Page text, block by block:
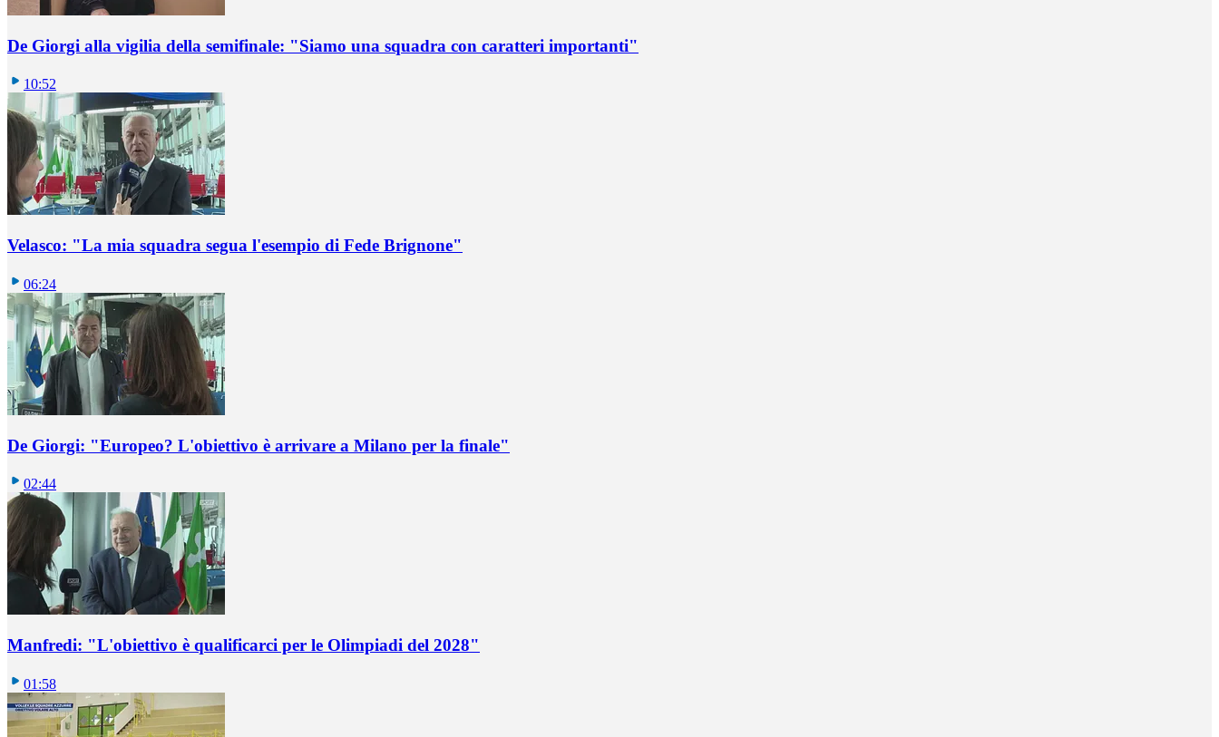
De Giorgi alla vigilia della semifinale: "Siamo una squadra con caratteri importanti"
10:52
Velasco: "La mia squadra segua l'esempio di Fede Brignone"
06:24
De Giorgi: "Europeo? L'obiettivo è arrivare a Milano per la finale"
02:44
Manfredi: "L'obiettivo è qualificarci per le Olimpiadi del 2028"
01:58